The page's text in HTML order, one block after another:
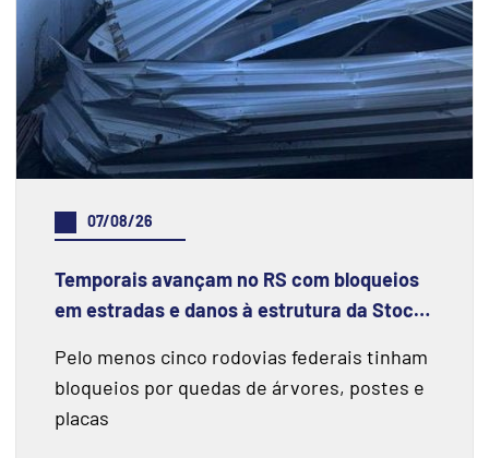
07/08/26
Temporais avançam no RS com bloqueios
em estradas e danos à estrutura da Stock
Pelo menos cinco rodovias federais tinham
bloqueios por quedas de árvores, postes e
placas